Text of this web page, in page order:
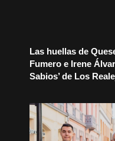
Las huellas de
Fumero e Irene
Sabios’ de Los